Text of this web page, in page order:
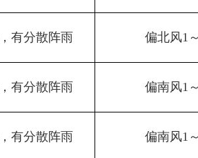
有分散阵雨 偏北风1
有分散阵雨 偏南风1
有分散阵雨 偏南风1